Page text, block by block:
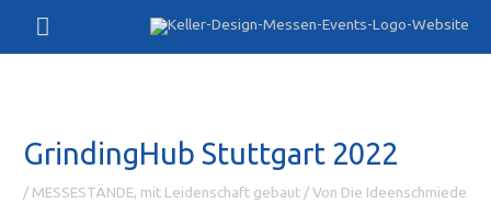
Hauptmenü
GrindingHub Stuttgart 2022
/ MESSESTÄNDE, mit Leidenschaft gebaut / Von Die Ideenschmiede